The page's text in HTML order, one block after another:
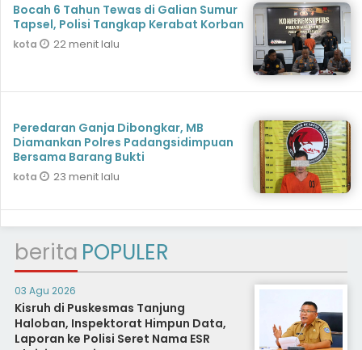
Bocah 6 Tahun Tewas di Galian Sumur
Tapsel, Polisi Tangkap Kerabat Korban
kota 22 menit lalu
Peredaran Ganja Dibongkar, MB
Diamankan Polres Padangsidimpuan
Bersama Barang Bukti
kota 23 menit lalu
berita POPULER
03 Agu 2026
Kisruh di Puskesmas Tanjung
Haloban, Inspektorat Himpun Data,
Laporan ke Polisi Seret Nama ESR